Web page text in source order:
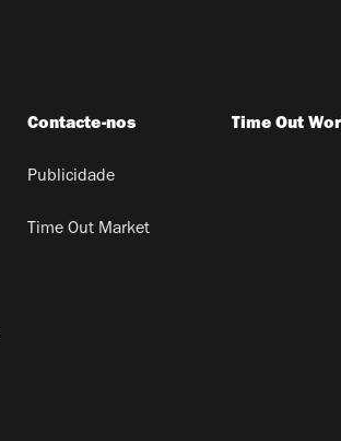
Contacte-nos
Publicidade
Time Out Market
Time Out